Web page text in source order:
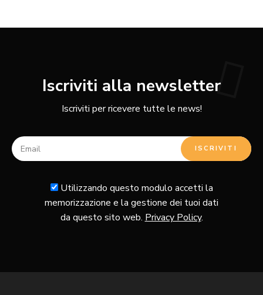
Iscriviti alla newsletter
Iscriviti per ricevere tutte le news!
Utilizzando questo modulo accetti la
memorizzazione e la gestione dei tuoi dati
da questo sito web. Privacy Policy.